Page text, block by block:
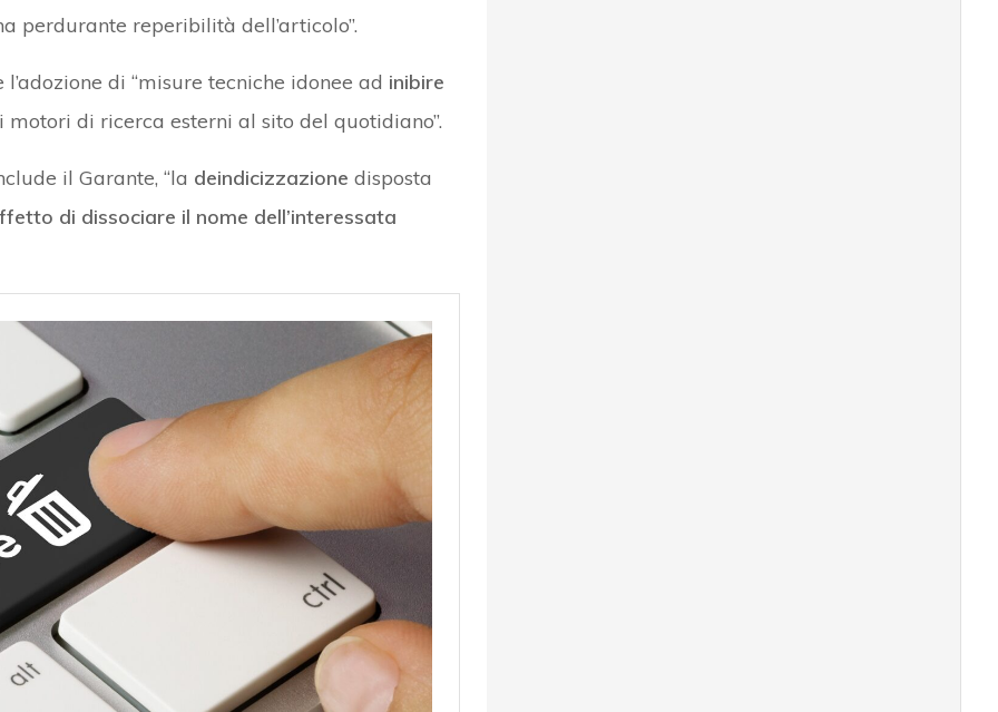
perdurante reperibilità dell’articolo”.
di “misure tecniche idonee ad inibire
di ricerca esterni al sito del quotidiano”.
il Garante, “la deindicizzazione disposta
di dissociare il nome dell’interessata